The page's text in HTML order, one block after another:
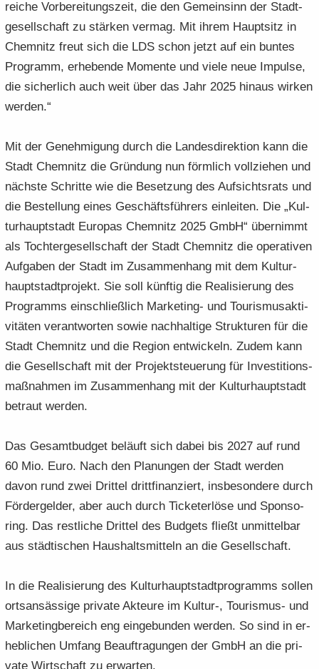
rei­che Vor­be­rei­tungs­zeit, die den Ge­mein­sinn der Stadt­
ge­sell­schaft zu stär­ken ver­mag. Mit ihrem Haupt­sitz in
Chem­nitz freut sich die LDS schon jetzt auf ein bun­tes
Pro­gramm, er­he­ben­de Mo­men­te und viele neue Im­pul­se,
die si­cher­lich auch weit über das Jahr 2025 hin­aus wir­ken
wer­den.“
Mit der Ge­neh­mi­gung durch die Lan­des­di­rek­ti­on kann die
Stadt Chem­nitz die Grün­dung nun förm­lich voll­zie­hen und
nächs­te Schrit­te wie die Be­set­zung des Auf­sichts­rats und
die Be­stel­lung eines Ge­schäfts­füh­rers ein­lei­ten. Die „Kul­
tur­haupt­stadt Eu­ro­pas Chem­nitz 2025 GmbH“ über­nimmt
als Toch­ter­ge­sell­schaft der Stadt Chem­nitz die ope­ra­ti­ven
Auf­ga­ben der Stadt im Zu­sam­men­hang mit dem Kul­tur­
haupt­stadt­pro­jekt. Sie soll künf­tig die Rea­li­sie­rung des
Pro­gramms ein­schließ­lich Marketing-​ und Tou­ris­mus­ak­ti­
vi­tä­ten ver­ant­wor­ten sowie nach­hal­ti­ge Struk­tu­ren für die
Stadt Chem­nitz und die Re­gi­on ent­wi­ckeln. Zudem kann
die Ge­sell­schaft mit der Pro­jekt­steue­rung für In­ves­ti­ti­ons­
maß­nah­men im Zu­sam­men­hang mit der Kul­tur­haupt­stadt
be­traut wer­den.
Das Ge­samt­bud­get be­läuft sich dabei bis 2027 auf rund
60 Mio. Euro. Nach den Pla­nun­gen der Stadt wer­den
davon rund zwei Drit­tel dritt­fi­nan­ziert, ins­be­son­de­re durch
För­der­gel­der, aber auch durch Ti­cke­ter­lö­se und Spon­so­
ring. Das rest­li­che Drit­tel des Bud­gets fließt un­mit­tel­bar
aus städ­ti­schen Haus­halts­mit­teln an die Ge­sell­schaft.
In die Rea­li­sie­rung des Kul­tur­haupt­stadt­pro­gramms sol­len
orts­an­säs­si­ge pri­va­te Ak­teu­re im Kultur-​, Tourismus-​ und
Mar­ke­ting­be­reich eng ein­ge­bun­den wer­den. So sind in er­
heb­li­chen Um­fang Be­auf­tra­gun­gen der GmbH an die pri­
va­te Wirt­schaft zu er­war­ten.